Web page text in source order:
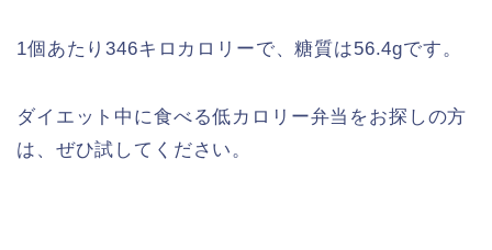
1個あたり346キロカロリーで、糖質は56.4gです。
ダイエット中に食べる低カロリー弁当をお探しの方
は、ぜひ試してください。